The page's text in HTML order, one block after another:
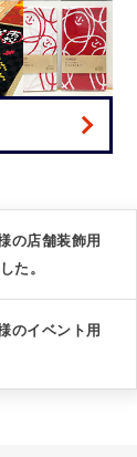
の店舗装飾用
た。
のイベント用